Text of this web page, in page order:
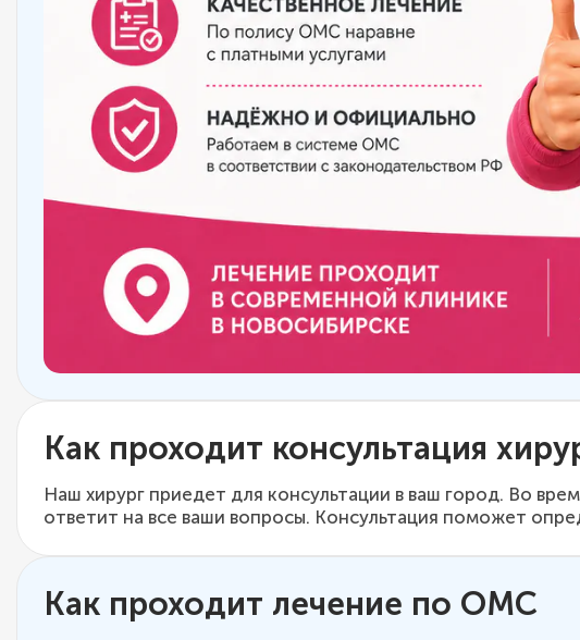
Как проходит консультация
Наш хирург приедет для консультации в ваш город. Во
ответит на все ваши вопросы. Консультация поможет
Как проходит лечение по ОМС